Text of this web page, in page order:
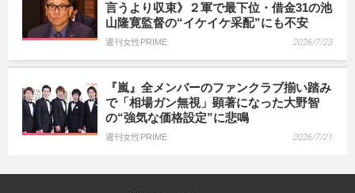
言うより収束》２軍で最下位・借金31の池
山隆寛監督の“イケイケ采配”にも不安
週刊女性PRIME 2026/7/23
『嵐』全メンバーのファンクラブ揃い踏み
で「相場ガン無視」顕著になった大野智
の“強気な価格設定”に悲鳴
週刊女性PRIME 2026/7/21